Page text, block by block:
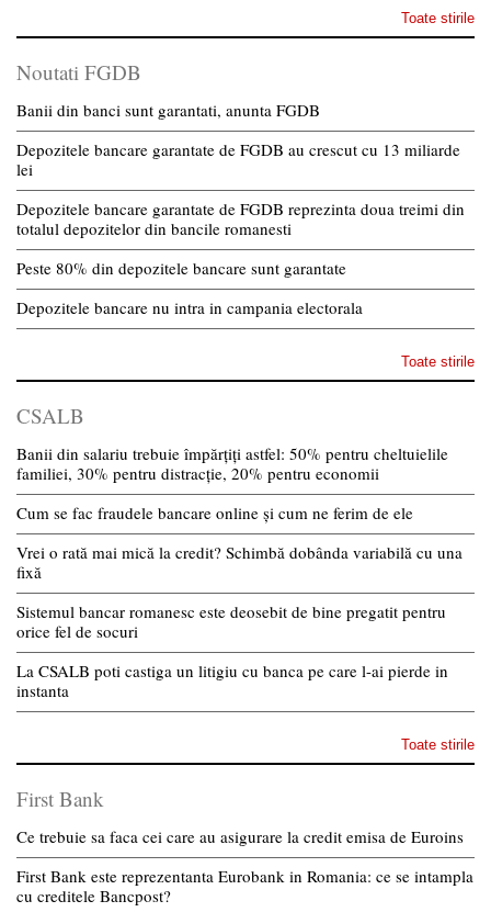
Toate stirile
Noutati FGDB
Banii din banci sunt garantati, anunta FGDB
Depozitele bancare garantate de FGDB au crescut cu 13 miliarde
lei
Depozitele bancare garantate de FGDB reprezinta doua treimi din
totalul depozitelor din bancile romanesti
Peste 80% din depozitele bancare sunt garantate
Depozitele bancare nu intra in campania electorala
Toate stirile
CSALB
Banii din salariu trebuie împărțiți astfel: 50% pentru cheltuielile
familiei, 30% pentru distracție, 20% pentru economii
Cum se fac fraudele bancare online și cum ne ferim de ele
Vrei o rată mai mică la credit? Schimbă dobânda variabilă cu una
fixă
Sistemul bancar romanesc este deosebit de bine pregatit pentru
orice fel de socuri
La CSALB poti castiga un litigiu cu banca pe care l-ai pierde in
instanta
Toate stirile
First Bank
Ce trebuie sa faca cei care au asigurare la credit emisa de Euroins
First Bank este reprezentanta Eurobank in Romania: ce se intampla
cu creditele Bancpost?